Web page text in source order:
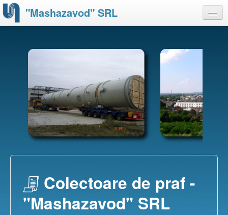
"Mashazavod" SRL
Produse
Certificate
Partnerii noştri
Contacte
Colectoare de praf -
"Mashazavod" SRL